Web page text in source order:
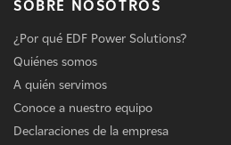
SOBRE NOSOTROS
¿Por qué EDF Power Solutions?
Quiénes somos
A quién servimos
Conoce a nuestro equipo
Declaraciones de la empresa